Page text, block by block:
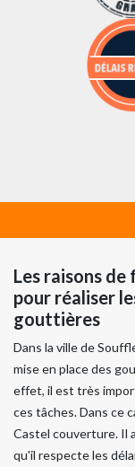
Les raisons
pour réaliser
gouttières
Dans la ville de
mise en place des
effet, il est très
ces tâches. Dans ce
Castel couverture. Il
qu'il respecte les